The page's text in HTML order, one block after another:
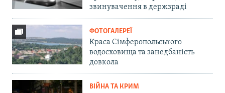
звинувачення в держзраді
ФОТОГАЛЕРЕЇ
Краса Сімферопольського
водосховища та занедбаність
довкола
ВІЙНА ТА КРИМ